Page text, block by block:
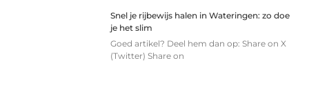
Snel je rijbewijs halen in Wateringen: zo doe
je het slim
Goed artikel? Deel hem dan op: Share on X
(Twitter) Share on